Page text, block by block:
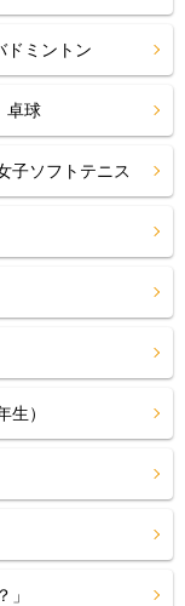
ミントン
卓球
ソフトテニス
）
」